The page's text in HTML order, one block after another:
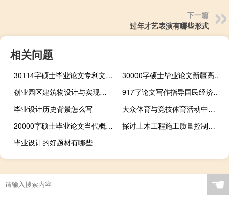
下一篇
过年才艺表演有哪些形式
相关问题
30114字硕士毕业论文专利文本的语义依赖分析
30000字硕士毕业论文新疆高校计算机专业学生教学内容探讨
创业园区建筑物设计与实现结语与参考文献,如何撰写创业型毕业论文的文献综述
917字论文写作指导国民经济管理毕业论文题目
毕业设计历史背景怎么写
大众体育与竞技体育活动中造成损伤的原因及对策,哪种运动通常被分为？
20000字硕士毕业论文当代概念服装设计探讨
探讨土木工程施工质量控制中的问题及措施,如何加强土木工程施工质量控制
毕业设计的好题材有哪些
☚